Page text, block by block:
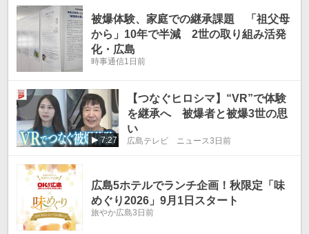
被爆体験、家庭での継承課題 「祖父母
から」10年で半減 2世の取り組み活発
化・広島
時事通信1日前
7:27
【つなぐヒロシマ】“VR”で体験
を継承へ 被爆者と被爆3世の思
い
広島テレビ ニュース3日前
広島5ホテルでランチ企画！秋限定「味
めぐり2026」9月1日スタート
旅やか広島3日前